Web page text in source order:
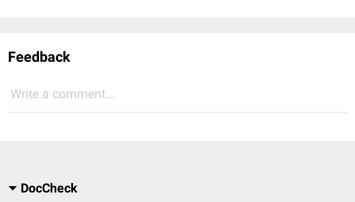
Feedback
Write a comment...
DocCheck